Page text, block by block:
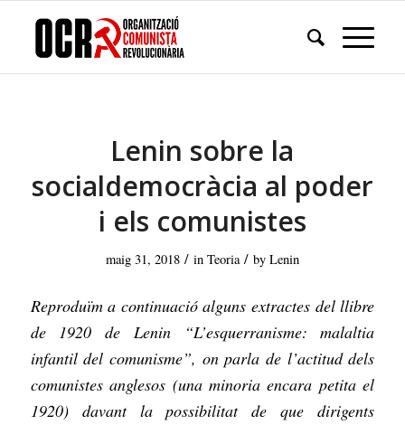
Lenin sobre la
socialdemocràcia al poder
i els comunistes
maig 31, 2018 / in Teoria / by Lenin
Reproduïm a continuació alguns extractes del llibre
de 1920 de Lenin “L’esquerranisme: malaltia
infantil del comunisme”, on parla de l’actitud dels
comunistes anglesos (una minoria encara petita el
1920) davant la possibilitat de que dirigents